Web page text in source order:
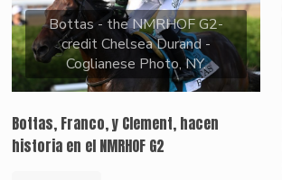
Bottas - the NMRHOF G2-
credit Chelsea Durand -
Coglianese Photo, NY.
Bottas, Franco, y Clement, hacen
historia en el NMRHOF G2